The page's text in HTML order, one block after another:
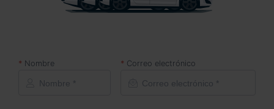
Nombre Correo electrónico